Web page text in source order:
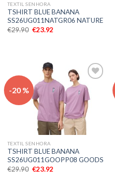
TEXTIL SENHORA
TSHIRT BLUE BANANA
SS26UG011NATGR06 NATURE
€29.90 €23.92
-20 %
Adicionar
aos meus
desejos
TEXTIL SENHORA
TSHIRT BLUE BANANA
SS26UG011GOOPP08 GOODS
€29.90 €23.92